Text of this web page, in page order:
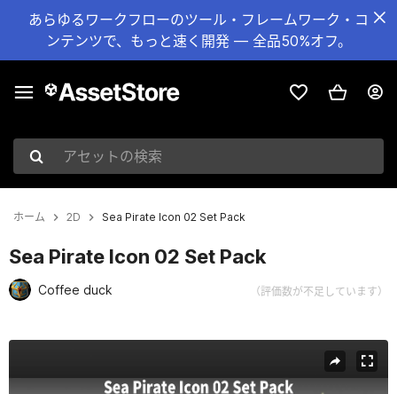
あらゆるワークフローのツール・フレームワーク・コ
ンテンツで、もっと速く開発 — 全品50%オフ。
アセットの検索
ホーム 2D Sea Pirate Icon 02 Set Pack
Sea Pirate Icon 02 Set Pack
Coffee duck （評価数が不足しています）